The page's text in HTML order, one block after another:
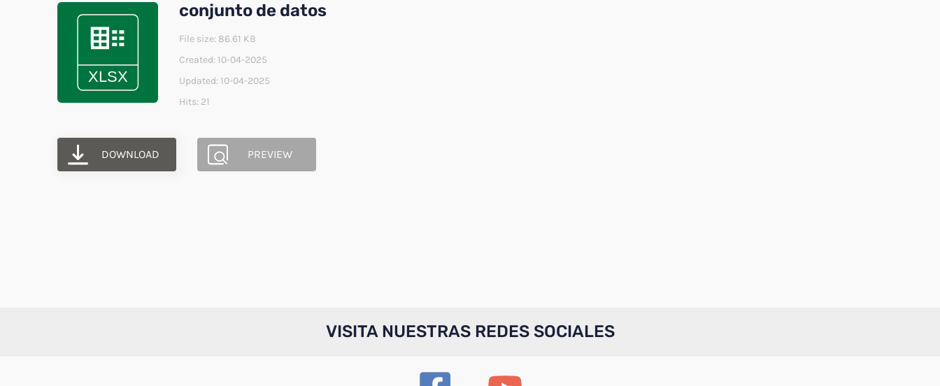
conjunto de datos
File size: 86.61 KB
Created: 10-04-2025
Updated: 10-04-2025
Hits: 21
DOWNLOAD PREVIEW
VISITA NUESTRAS REDES SOCIALES